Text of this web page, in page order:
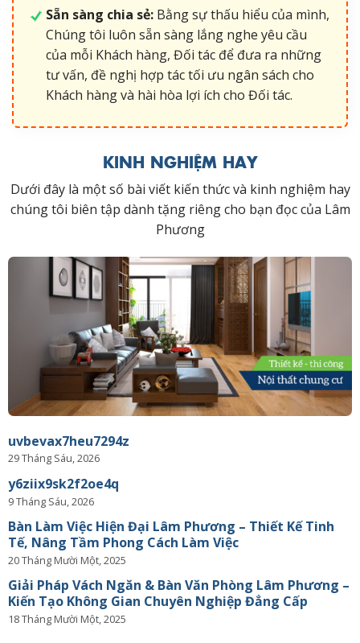
Sẵn sàng chia sẻ: Bằng sự thấu hiểu của mình,
Chúng tôi luôn sẵn sàng lắng nghe yêu cầu
của mỗi Khách hàng, Đối tác để đưa ra những
tư vấn, đề nghị hợp tác tối ưu ngân sách cho
Khách hàng và hài hòa lợi ích cho Đối tác.
KINH NGHIỆM HAY
Dưới đây là một số bài viết kiến thức và kinh nghiệm hay
chúng tôi biên tập dành tặng riêng cho bạn đọc của Lâm
Phương
uvbevax7heu7294z
29 Tháng Sáu, 2026
y6ziix9sk2f2oe4q
9 Tháng Sáu, 2026
Bàn Làm Việc Hiện Đại Lâm Phương – Thiết Kế Tinh
Tế, Nâng Tầm Phong Cách Làm Việc
20 Tháng Mười Một, 2025
Giải Pháp Vách Ngăn & Bàn Văn Phòng Lâm Phương –
Kiến Tạo Không Gian Chuyên Nghiệp Đẳng Cấp
18 Tháng Mười Một, 2025